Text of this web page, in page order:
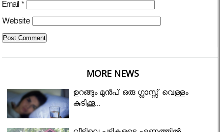
Email *
Website
MORE NEWS
ഉറങ്ങും മുന്‍പ് ഒരു ഗ്ലാസ്സ് വെള്ളം
കുടിക്കൂ...